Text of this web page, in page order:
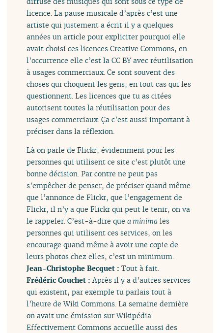
licence. La pause musicale d’après c’est une
artiste qui justement a écrit il y a quelques
années un article pour expliciter pourquoi elle
avait choisi ces licences Creative Commons, en
l’occurrence elle c’est la CC BY avec réutilisation
à usages commerciaux. Ce sont souvent des
choses qui choquent les gens, en tout cas qui les
questionnent. Les licences que tu as citées
autorisent toutes la réutilisation pour des
usages commerciaux. Ça c’est aussi important à
préciser dans la réflexion.
Là on parle de Flickr, évidemment pour les
personnes qui utilisent ce site c’est plutôt une
bonne décision. Par contre ne peut pas
s’empêcher de penser, de préciser quand même
que l’annonce de Flickr, que l’engagement de
Flickr, il n’y a que Flickr qui peut le tenir, on va
le rappeler. C’est-à-dire quea minima les
personnes qui utilisent ces services, on les
encourage quand même à avoir une copie de
leurs photos chez elles, c’est un minimum.
Jean-Christophe Becquet :Tout à fait.
Frédéric Couchet :Après il y a d’autres services
qui existent, par exemple tu parlais tout à
l’heure de Wiki Commons. La semaine dernière
on avait une émission sur Wikipédia.
Effectivement Commons accueille aussi des